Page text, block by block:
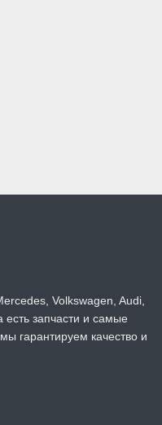
Volkswagen, Audi,
есть запчасти и самые
гарантируем качество и